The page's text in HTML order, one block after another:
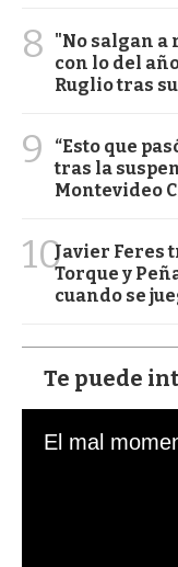
8
"No salgan a
con lo del
Ruglio tras
9
“Esto que
tras la
Montevideo
10Javier Feres
Torque y
cuando se
Te puede